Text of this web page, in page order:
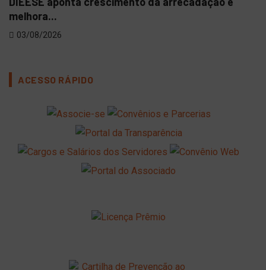
melhora...
03/08/2026
ACESSO RÁPIDO